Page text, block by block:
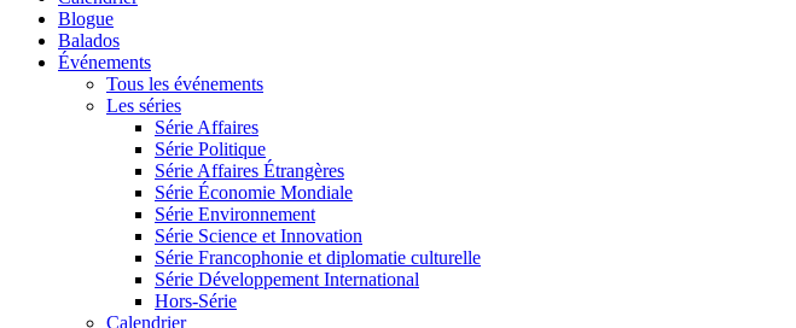
Blogue
Balados
Événements
Tous les événements
Les séries
Série Affaires
Série Politique
Série Affaires Étrangères
Série Économie Mondiale
Série Environnement
Série Science et Innovation
Série Francophonie et diplomatie culturelle
Série Développement International
Hors-Série
Calendrier